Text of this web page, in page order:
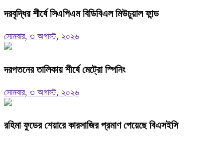
দরবৃদ্ধির শীর্ষে সিএপিএম বিডিবিএল মিউচুয়াল ফান্ড
সোমবার, ৩ অগাস্ট, ২০২৬
দরপতনের তালিকায় শীর্ষে মেট্রো স্পিনিং
সোমবার, ৩ অগাস্ট, ২০২৬
রহিমা ফুডের শেয়ারে কারসাজির প্রমাণ পেয়েছে বিএসইসি